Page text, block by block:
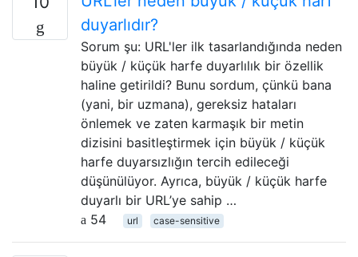
duyarlıdır?
Sorum şu: URL'ler ilk tasarlandığında neden
büyük / küçük harfe duyarlılık bir özellik
haline getirildi? Bunu sordum, çünkü bana
(yani, bir uzmana), gereksiz hataları
önlemek ve zaten karmaşık bir metin
dizisini basitleştirmek için büyük / küçük
harfe duyarsızlığın tercih edileceği
düşünülüyor. Ayrıca, büyük / küçük harfe
duyarlı bir URL’ye sahip …
54
url case-sensitive